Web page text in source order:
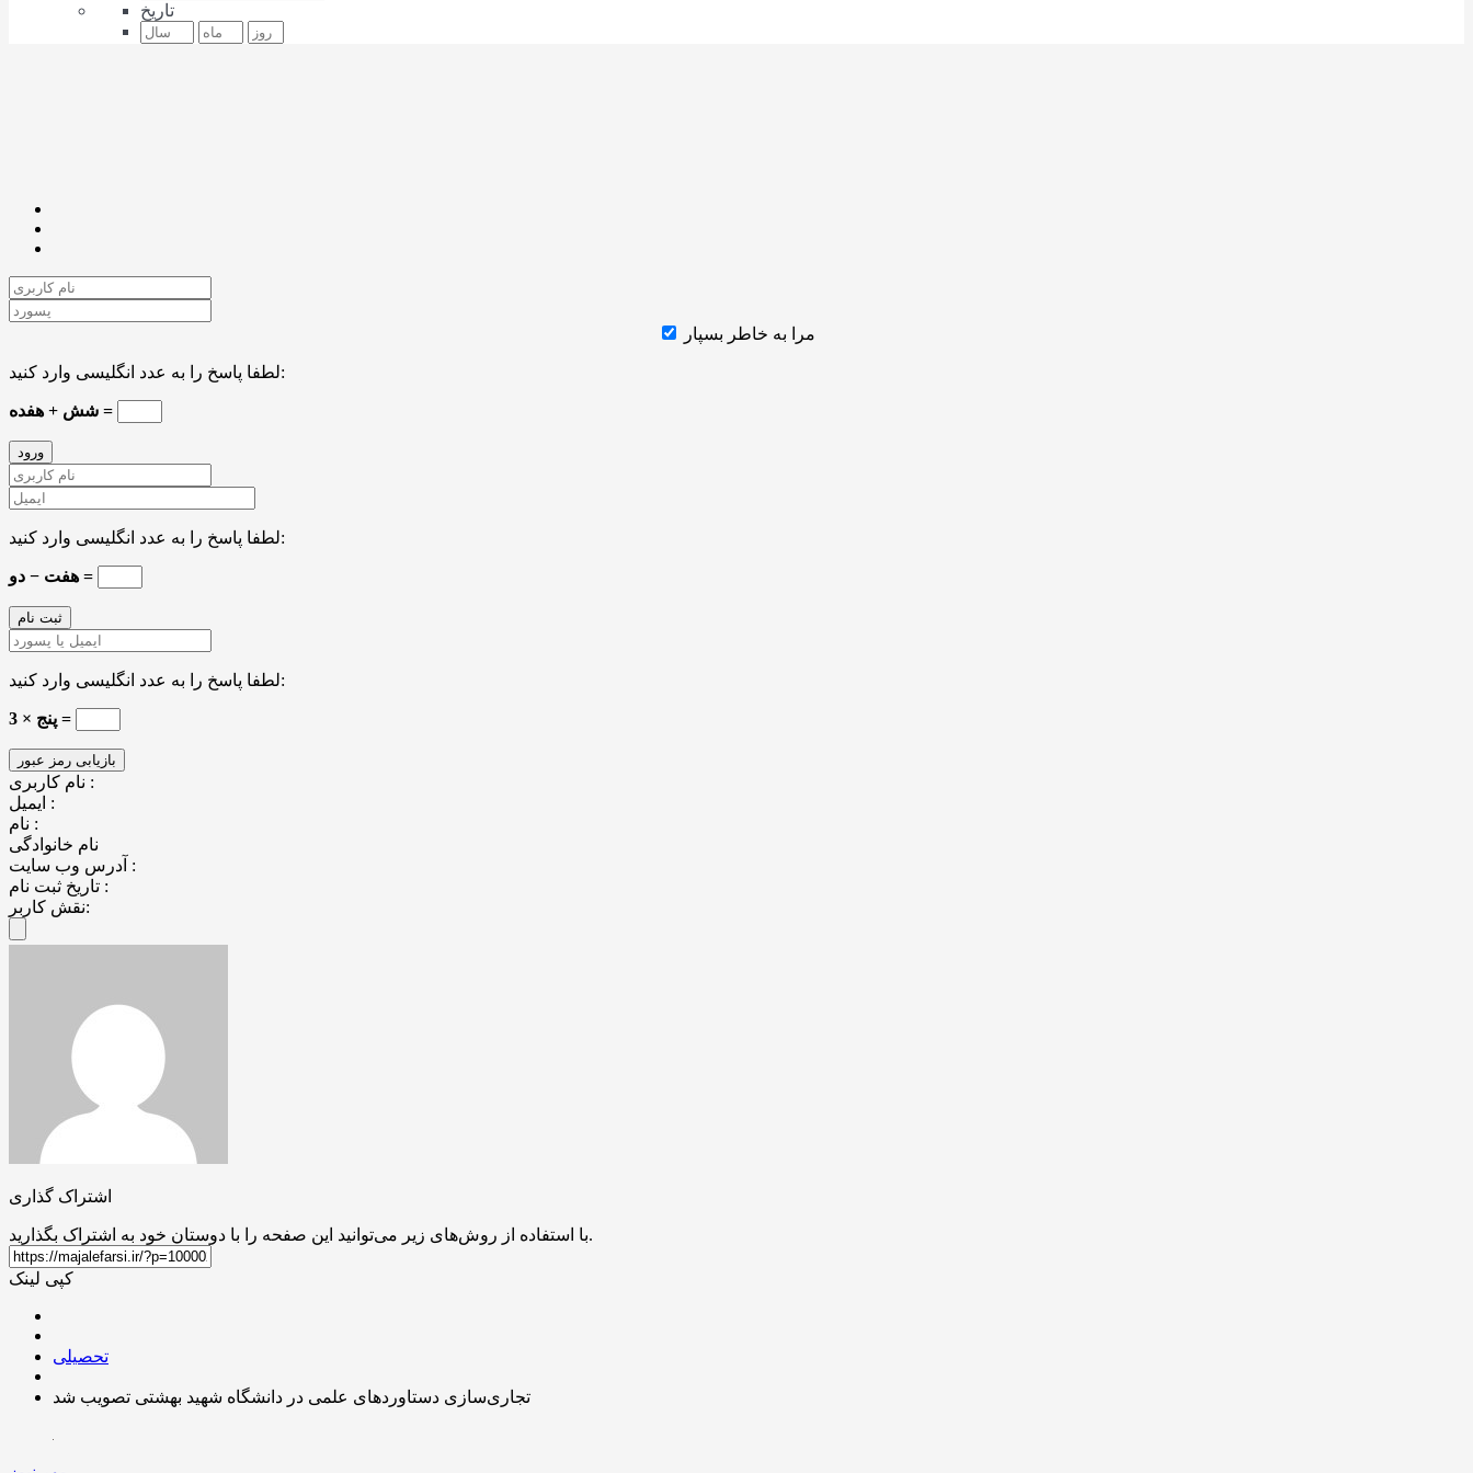
تاریخ
مرا به خاطر بسپار
لطفا پاسخ را به عدد انگلیسی وارد کنید:
شش + هفده =
لطفا پاسخ را به عدد انگلیسی وارد کنید:
هفت − دو =
لطفا پاسخ را به عدد انگلیسی وارد کنید:
3 × پنج =
نام کاربری :
ایمیل :
نام :
نام خانوادگی
آدرس وب سایت :
تاریخ ثبت نام :
نقش کاربر:
اشتراک گذاری
با استفاده از روش‌های زیر می‌توانید این صفحه را با دوستان خود به اشتراک بگذارید.
کپی لینک
تحصیلی
تجاری‌سازی دستاوردهای علمی در دانشگاه شهید بهشتی تصویب شد